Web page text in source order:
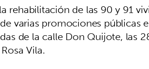
rehabilitación de las 90 y 91
varias promociones públicas
de la calle Don Quijote, las
Vila.